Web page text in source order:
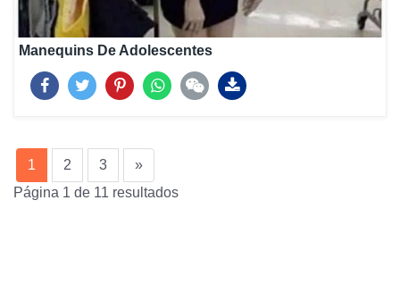
Manequins De Adolescentes
1 (current)
2 3
»
Página 1 de 11 resultados